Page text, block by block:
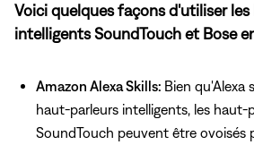
Voici quelques façons d'utiliser
intelligents SoundTouch et Bose
Amazon Alexa Skills: Bien qu'Alexa
haut-parleurs intelligents, les haut-
SoundTouch peuvent être ovoisés